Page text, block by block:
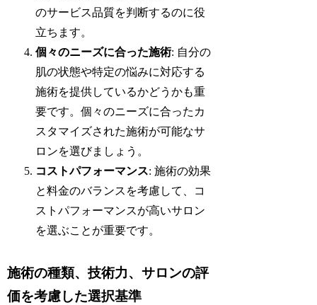
のサービス品質を判断するのに役
立ちます。
個々のニーズに合った施術: 自分の
肌の状態や特定の悩みに対応する
施術を提供しているかどうかも重
要です。個々のニーズに合ったカ
スタマイズされた施術が可能なサ
ロンを選びましょう。
コストパフォーマンス: 施術の効果
と料金のバランスを考慮して、コ
ストパフォーマンスが高いサロン
を選ぶことが重要です。
施術の種類、技術力、サロンの評
価を考慮した選択基準